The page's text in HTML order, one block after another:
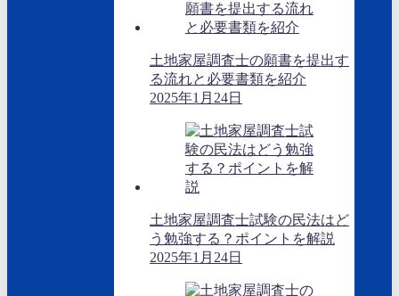
土地家屋調査士の願書を提出す
る流れと必要書類を紹介
2025年1月24日
土地家屋調査士試験の民法はど
う勉強する？ポイントを解説
2025年1月24日